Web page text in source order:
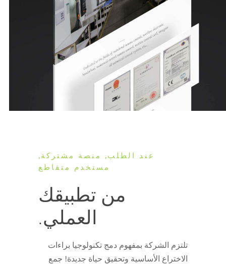
عند الطلب, منصة مشتركة,
مستخدم متقاطع
من تطبيقك
العملي.
تلتزم الشركة بمفهوم دمج تكنولوجيا براءات
الاختراع الأساسية وتحقيق حياة جديدة! جمع